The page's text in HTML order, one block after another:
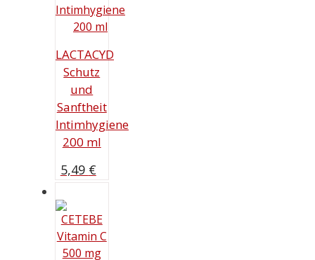
LACTACYD
Schutz
und
Sanftheit
Intimhygiene
200 ml
5,49 €